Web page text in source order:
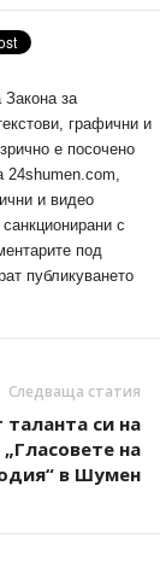
за
графични и
е посочено
24shumen.com,
и видео
с
под
публикуването
Следваща статия
си на
на
в Шумен